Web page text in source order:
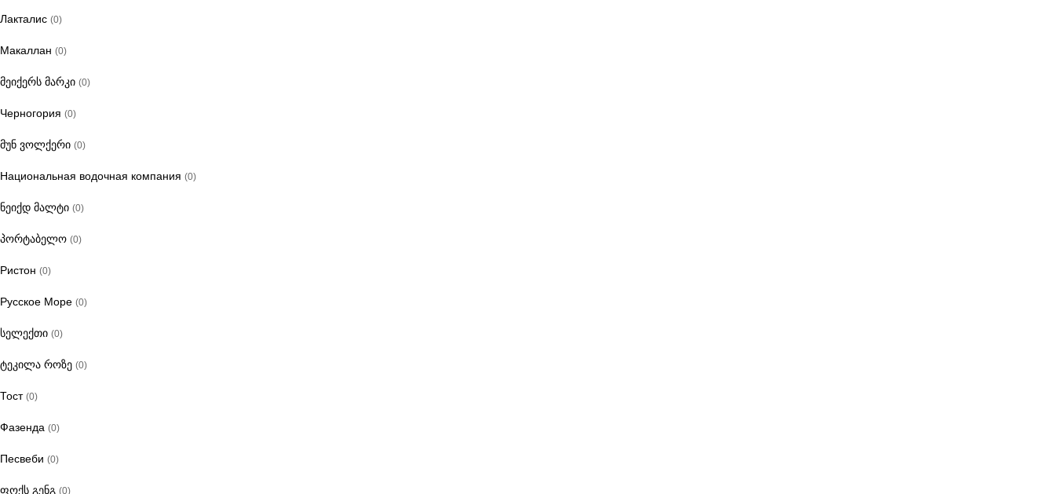
Лакталис (0)
Макаллан (0)
მეიქერს მარკი (0)
Черногория (0)
მუნ ვოლქერი (0)
Национальная водочная компания (0)
ნეიქდ მალტი (0)
პორტაბელო (0)
Ристон (0)
Русское Море (0)
სელექთი (0)
ტეკილა როზე (0)
Тост (0)
Фазенда (0)
Песвеби (0)
ფოქს გენგ (0)